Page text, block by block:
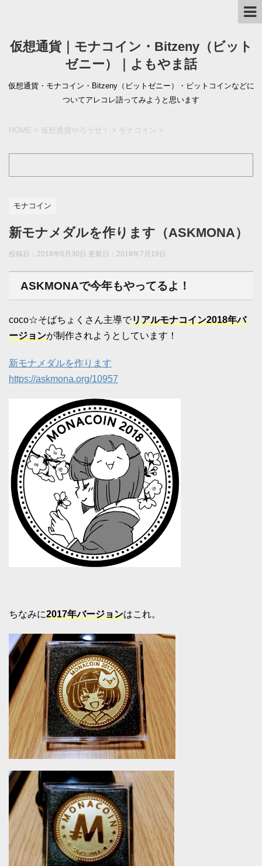
仮想通貨｜モナコイン・Bitzeny（ビット
ゼニー）｜よもやま話
仮想通貨・モナコイン・Bitzeny（ビットゼニー）・ビットコインなどに
ついてアレコレ語ってみようと思います
HOME > 仮想通貨やろうぜ！ > モナコイン >
モナコイン
新モナメダルを作ります（ASKMONA）
投稿日：2018年6月30日 更新日： 2018年7月19日
ASKMONAで今年もやってるよ！
coco☆そばちょくさん主導でリアルモナコイン2018年バ
ージョンが制作されようとしています！
新モナメダルを作ります
https://askmona.org/10957
ちなみに2017年バージョンはこれ。